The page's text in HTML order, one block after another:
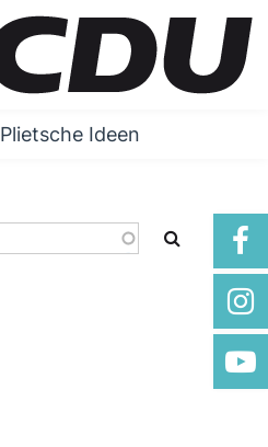
Plietsche Ideen